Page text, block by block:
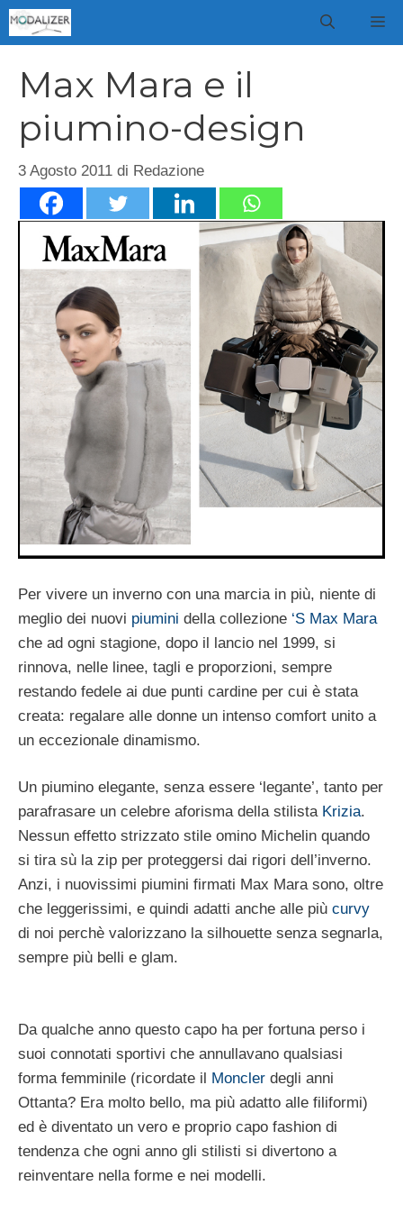
Vai
al
Max Mara e il
piumino-design
3 Agosto 2011 di Redazione
Per vivere un inverno con una marcia in più, niente di
meglio dei nuovi piumini della collezione ‘S Max Mara
che ad ogni stagione, dopo il lancio nel 1999, si
rinnova, nelle linee, tagli e proporzioni, sempre
restando fedele ai due punti cardine per cui è stata
creata: regalare alle donne un intenso comfort unito a
un eccezionale dinamismo.
Un piumino elegante, senza essere ‘legante’, tanto per
parafrasare un celebre aforisma della stilista Krizia.
Nessun effetto strizzato stile omino Michelin quando
si tira sù la zip per proteggersi dai rigori dell’inverno.
Anzi, i nuovissimi piumini firmati Max Mara sono, oltre
che leggerissimi, e quindi adatti anche alle più curvy
di noi perchè valorizzano la silhouette senza segnarla,
sempre più belli e glam.
Da qualche anno questo capo ha per fortuna perso i
suoi connotati sportivi che annullavano qualsiasi
forma femminile (ricordate il Moncler degli anni
Ottanta? Era molto bello, ma più adatto alle filiformi)
ed è diventato un vero e proprio capo fashion di
tendenza che ogni anno gli stilisti si divertono a
reinventare nella forme e nei modelli.